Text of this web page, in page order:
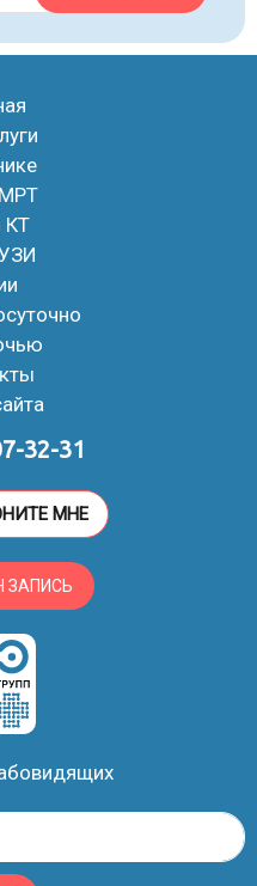
КТ
32-31
МНЕ
ЗАПИСЬ